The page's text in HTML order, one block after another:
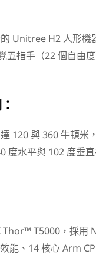
Unitree H2 人形機
五指手（22 個自由
120 與 360 牛頓米
度水平與 102 度垂
Thor™ T5000，採用
能、14 核心 Arm